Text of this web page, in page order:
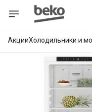
АкцииХолодильники и